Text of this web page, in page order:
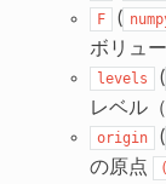
F (
ボリュ
levels (
レベル
origin (
の原点